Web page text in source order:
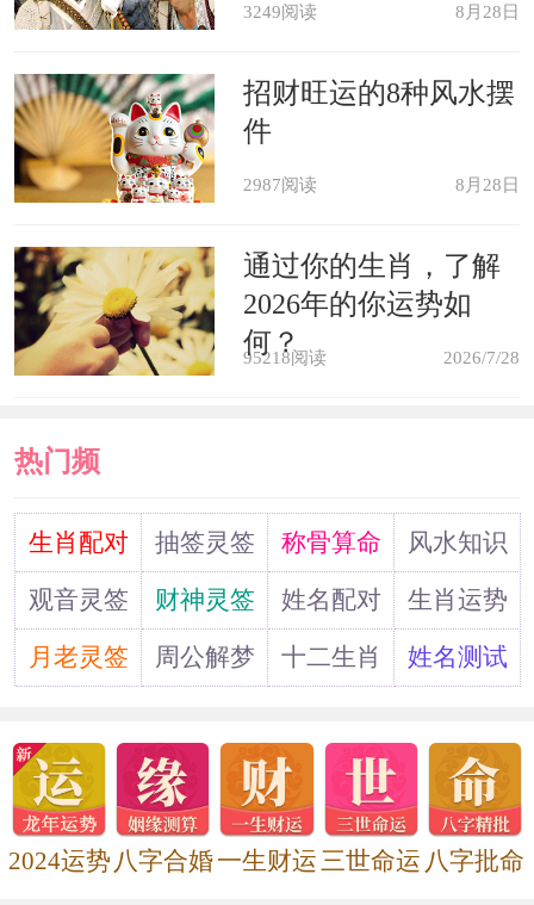
学生梦见泥鳅，预示梦者会在秋天
举行的考试中取得很优异的学习成绩，
这让你的家长很是欣慰。
梦者在秋天将会发生令你十分悲伤的事
情。
3249阅读 8月28日
招财旺运的8种风水摆
件
2987阅读 8月28日
通过你的生肖，了解
2026年的你运势如
何？
95218阅读 2026/7/28
热门频
道生肖配对 抽签灵签 称骨算命
风水知识
观音灵签
财神灵签 姓名配对
生肖运势
月老灵签
周公解梦 十二生肖 姓名测试
2024运势 八字合婚一生财运三世命运 八字批命